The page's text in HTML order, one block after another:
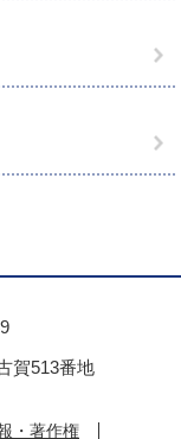
賀513番地
・著作権